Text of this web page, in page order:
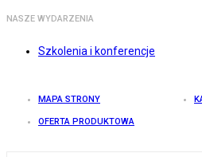
NASZE WYDARZENIA
Szkolenia i konferencje
MAPA STRONY
OFERTA PRODUKTOWA